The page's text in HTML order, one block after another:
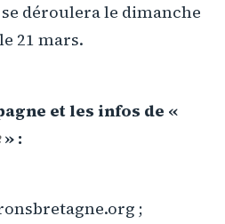
déroulera le dimanche
21 mars.
et les infos de «
» :
;